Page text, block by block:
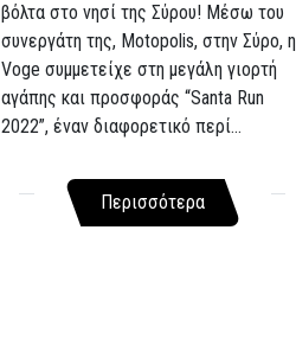
βόλτα στο νησί της Σύρου! Μέσω του
συνεργάτη της, Motopolis, στην Σύρο, η
Voge συμμετείχε στη μεγάλη γιορτή
αγάπης και προσφοράς “Santa Run
2022”, έναν διαφορετικό περί...
Περισσότερα